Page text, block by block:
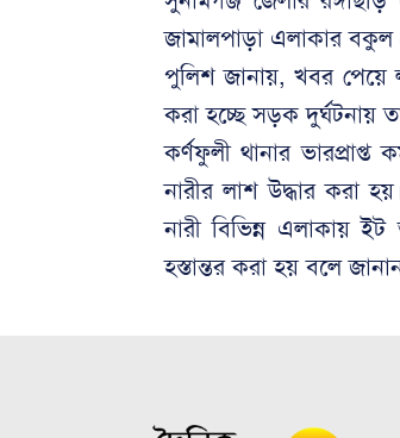
জামালপাড়া এলাকার বকুল
পুলিশ জানায়, খবর পেয়ে
করা হচ্ছে সড়ক দুর্ঘটনায়
কর্ণফুলী থানার
নারীর লাশ উদ্ধার করা
নারী বিভিন্ন এলাকায়
হস্তান্তর করা হয় বলে